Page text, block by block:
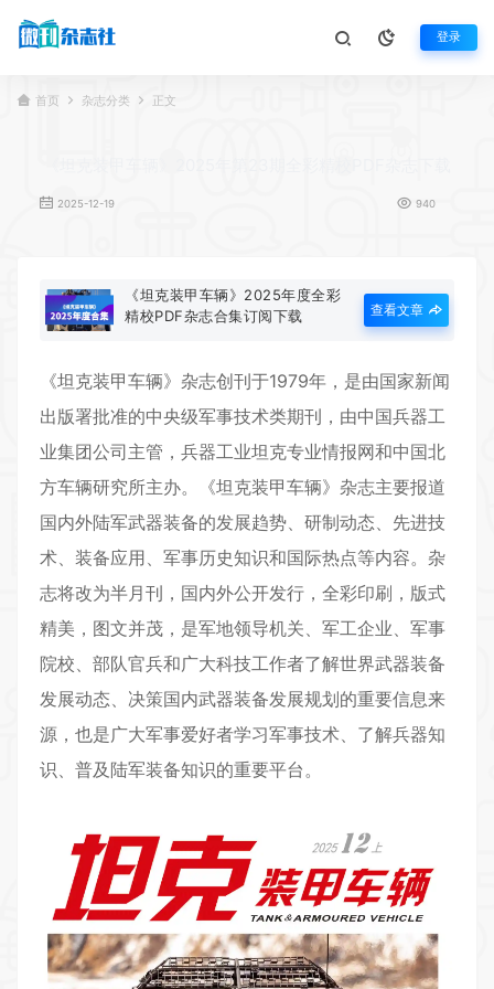
登录
首页 杂志分类 正文
2025-12-19 940
《坦克装甲车辆》2025年度全彩
精校PDF杂志合集订阅下载
查看文章
《坦克装甲车辆》杂志创刊于1979年，是由国家新闻
出版署批准的中央级军事技术类期刊，由中国兵器工
业集团公司主管，兵器工业坦克专业情报网和中国北
方车辆研究所主办。《坦克装甲车辆》杂志主要报道
国内外陆军武器装备的发展趋势、研制动态、先进技
术、装备应用、军事历史知识和国际热点等内容。杂
志将改为半月刊，国内外公开发行，全彩印刷，版式
精美，图文并茂，是军地领导机关、军工企业、军事
院校、部队官兵和广大科技工作者了解世界武器装备
发展动态、决策国内武器装备发展规划的重要信息来
源，也是广大军事爱好者学习军事技术、了解兵器知
识、普及陆军装备知识的重要平台。